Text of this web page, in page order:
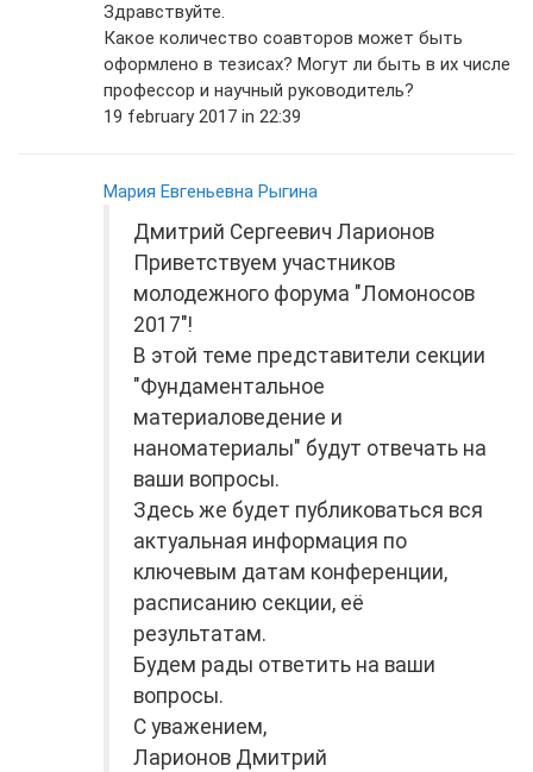
Здравствуйте.
Какое количество соавторов может быть
оформлено в тезисах? Могут ли быть в их числе
профессор и научный руководитель?
19 february 2017 in 22:39
Мария Евгеньевна Рыгина
Дмитрий Сергеевич Ларионов
Приветствуем участников
молодежного форума "Ломоносов
2017"!
В этой теме представители секции
"Фундаментальное
материаловедение и
наноматериалы" будут отвечать на
ваши вопросы.
Здесь же будет публиковаться вся
актуальная информация по
ключевым датам конференции,
расписанию секции, её
результатам.
Будем рады ответить на ваши
вопросы.
С уважением,
Ларионов Дмитрий